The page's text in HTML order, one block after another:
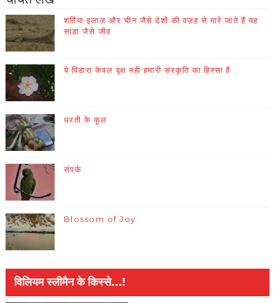
शर्तिया इलाज़ और चीन जैसे देशों की वज़ह से मारे जाते हैं यह
सांडा जैसे जीव
ये पिंडारा केवल वृक्ष नही हमारी संस्कृति का हिस्सा है
धरती के फूल
संपर्क
Blossom of Joy
विलियम स्लीमैन के किस्से...!